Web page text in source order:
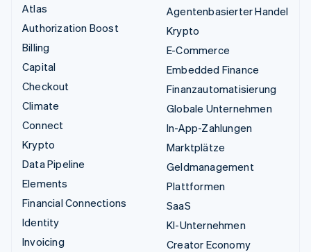
Atlas
Authorization Boost
Billing
Capital
Checkout
Climate
Connect
Krypto
Data Pipeline
Elements
Financial Connections
Identity
Invoicing
Agentenbasierter Handel
Krypto
E-Commerce
Embedded Finance
Finanzautomatisierung
Globale Unternehmen
In-App-Zahlungen
Marktplätze
Geldmanagement
Plattformen
SaaS
KI-Unternehmen
Creator Economy